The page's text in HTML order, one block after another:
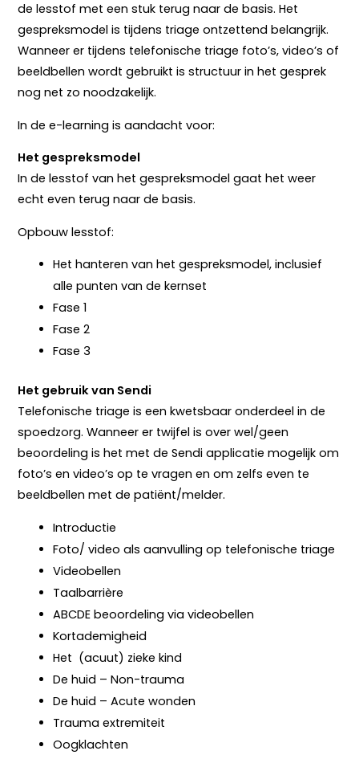
de lesstof met een stuk terug naar de basis. Het
gespreksmodel is tijdens triage ontzettend belangrijk.
Wanneer er tijdens telefonische triage foto’s, video’s of
beeldbellen wordt gebruikt is structuur in het gesprek
nog net zo noodzakelijk.
In de e-learning is aandacht voor:
Het gespreksmodel
In de lesstof van het gespreksmodel gaat het weer
echt even terug naar de basis.
Opbouw lesstof:
Het hanteren van het gespreksmodel, inclusief
alle punten van de kernset
Fase 1
Fase 2
Fase 3
Het gebruik van Sendi
Telefonische triage is een kwetsbaar onderdeel in de
spoedzorg. Wanneer er twijfel is over wel/geen
beoordeling is het met de Sendi applicatie mogelijk om
foto’s en video’s op te vragen en om zelfs even te
beeldbellen met de patiënt/melder.
Introductie
Foto/ video als aanvulling op telefonische triage
Videobellen
Taalbarrière
ABCDE beoordeling via videobellen
Kortademigheid
Het (acuut) zieke kind
De huid – Non-trauma
De huid – Acute wonden
Trauma extremiteit
Oogklachten